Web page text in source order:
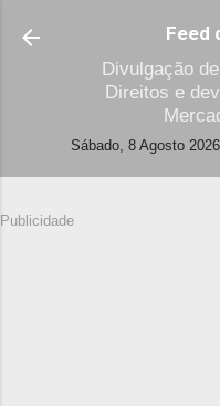
AvançarFeed
Divulgação
Direitos e
Sábado, 8 Agosto 2026
Publicidade